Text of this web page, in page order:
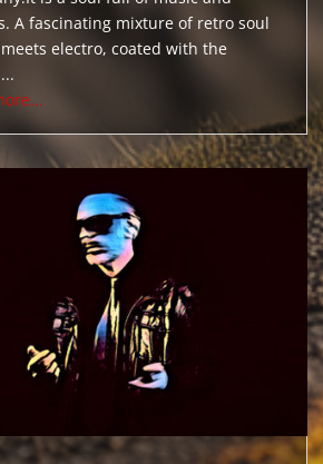
A fascinating mixture of retro soul
electro, coated with the